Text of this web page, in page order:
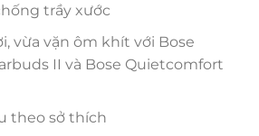
trầy xước
vừa vặn ôm khít với Bose
II và Bose Quietcomfort
theo sở thích